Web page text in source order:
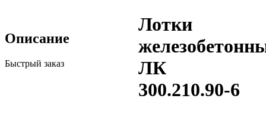
Лотки
ЛК
300.210.90-6
Описание
Быстрый заказ